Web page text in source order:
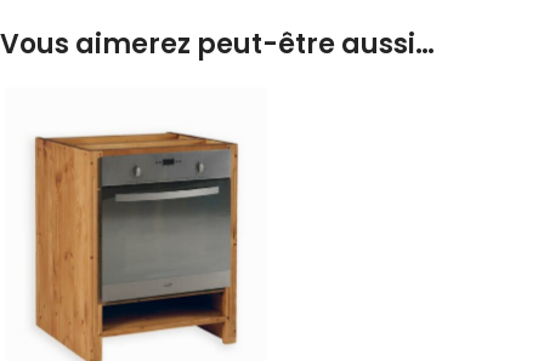
Vous aimerez peut-être aussi…